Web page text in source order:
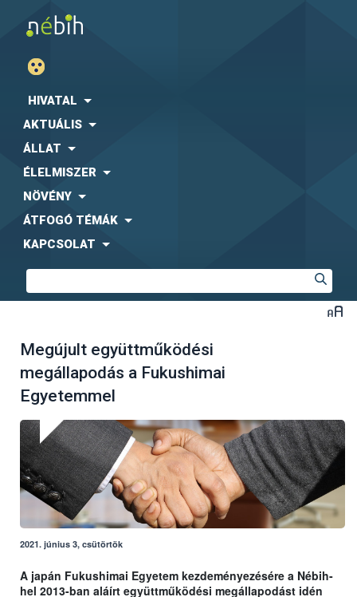
HIVATAL
AKTUÁLIS
ÁLLAT
ÉLELMISZER
NÖVÉNY
ÁTFOGÓ TÉMÁK
KAPCSOLAT
Megújult együttműködési
megállapodás a Fukushimai
Egyetemmel
2021. június 3, csütörtök
A japán Fukushimai Egyetem kezdeményezésére a Nébih-
hel 2013-ban aláírt együttműködési megállapodást idén